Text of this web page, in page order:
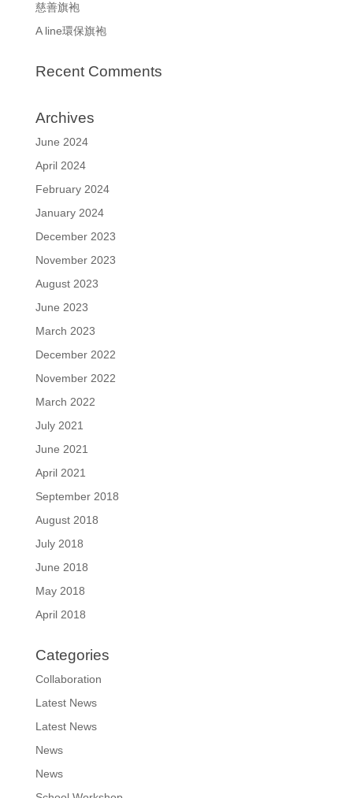
慈善旗袍
A line環保旗袍
Recent Comments
Archives
June 2024
April 2024
February 2024
January 2024
December 2023
November 2023
August 2023
June 2023
March 2023
December 2022
November 2022
March 2022
July 2021
June 2021
April 2021
September 2018
August 2018
July 2018
June 2018
May 2018
April 2018
Categories
Collaboration
Latest News
Latest News
News
News